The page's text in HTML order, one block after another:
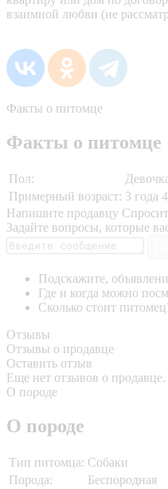
взаимной любви (не
Факты о питомце
Факты о питомце
Пол:
Примерный возраст: 3 года
Напишите продавцу
Задайте вопросы, которые
Подскажите,
Где и когда можно
Сколько стоит
Отзывы
Отзывы о продавце
Оставить отзыв
Еще нет отзывов о
О породе
О породе
Тип питомца: Собаки
Порода:
Беспородная